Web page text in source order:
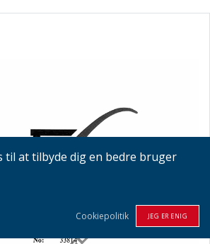
til at tilbyde dig en bedre bruger
Cookiepolitik JEG ER ENIG